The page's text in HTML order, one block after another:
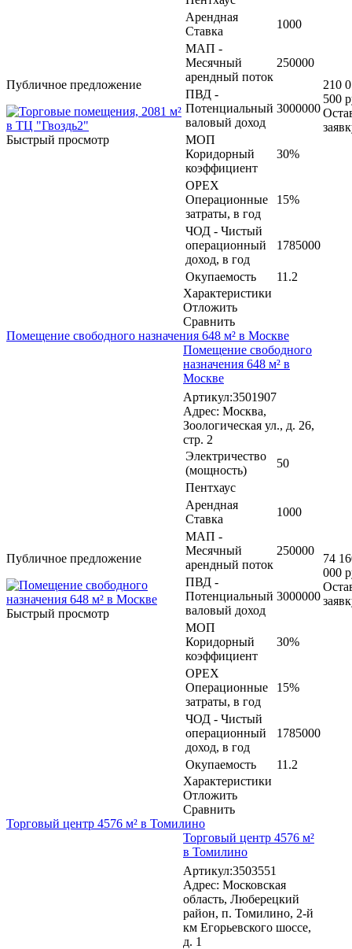
Публичное предложение
Быстрый просмотр
Арендная
Ставка
1000
МАП -
Месячный
арендный поток
250000
ПВД -
Потенциальный
валовый доход
3000000
МОП
Коридорный
коэффициент
30%
OPEX
Операционные
затраты, в год
15%
ЧОД - Чистый
операционный
доход, в год
1785000
Окупаемость
11.2
Характеристики
Отложить
Сравнить
210
500
Помещение свободного назначения 648 м² в Москве
Публичное предложение
Быстрый просмотр
Помещение свободного
назначения 648 м² в
Москве
Артикул:3501907
Адрес: Москва,
Зоологическая ул., д. 26,
стр. 2
Электричество
(мощность)
50
Пентхаус
Арендная
Ставка
1000
МАП -
Месячный
арендный поток
250000
ПВД -
Потенциальный
валовый доход
3000000
МОП
Коридорный
коэффициент
30%
OPEX
Операционные
затраты, в год
15%
ЧОД - Чистый
операционный
доход, в год
1785000
Окупаемость
11.2
Характеристики
Отложить
Сравнить
74
000
Торговый центр 4576 м² в Томилино
Торговый центр 4576 м²
в Томилино
Артикул:3503551
Адрес: Московская
область, Люберецкий
район, п. Томилино, 2-й
км Егорьевского шоссе,
д. 1